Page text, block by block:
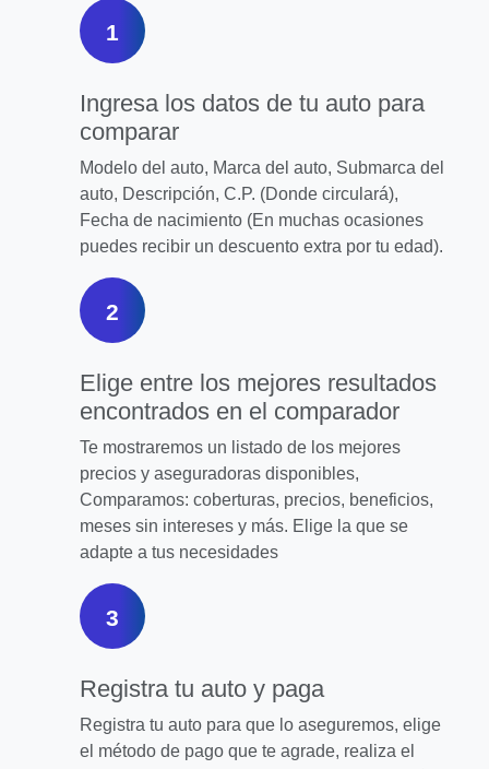
1
Ingresa los datos de tu auto para
comparar
Modelo del auto, Marca del auto, Submarca del
auto, Descripción, C.P. (Donde circulará),
Fecha de nacimiento (En muchas ocasiones
puedes recibir un descuento extra por tu edad).
2
Elige entre los mejores resultados
encontrados en el comparador
Te mostraremos un listado de los mejores
precios y aseguradoras disponibles,
Comparamos: coberturas, precios, beneficios,
meses sin intereses y más. Elige la que se
adapte a tus necesidades
3
Registra tu auto y paga
Registra tu auto para que lo aseguremos, elige
el método de pago que te agrade, realiza el